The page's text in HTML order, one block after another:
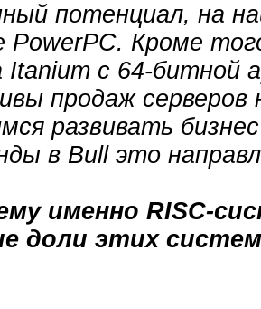
потенциал, на
Кроме
Itanium с 64-
продаж
развивать
в Bull это
именно RISC-
доли этих